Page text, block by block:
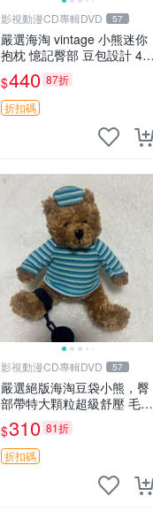
影視動漫CD專輯DVD 57
嚴選海淘 vintage 小熊迷你
抱枕 憶記臀部 豆包設計 4c
m 高 推薦收藏 迷你豆包小
熊、高臀部、豆袋抱枕
$440 87折
折扣碼
影視動漫CD專輯DVD 57
嚴選絕版海淘豆袋小熊，臀
部帶特大顆粒超級舒壓 毛毛
摸起來格外順滑適合收藏 10
0%棉質 豆袋枕 豆袋、抱
枕、小熊
$310 81折
折扣碼